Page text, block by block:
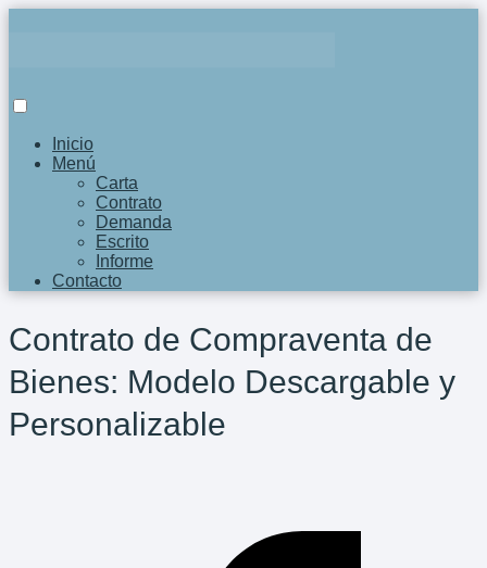
Inicio
Menú
Carta
Contrato
Demanda
Escrito
Informe
Contacto
Contrato de Compraventa de
Bienes: Modelo Descargable y
Personalizable